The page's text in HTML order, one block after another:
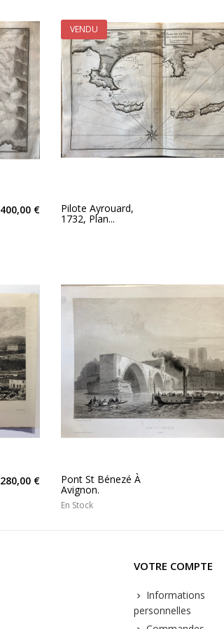
400,00 € Pilote Ayrouard,
1732, Plan...
VENDU
280,00 € Pont St Bénezé À
Avignon.
En Stock
VOTRE COMPTE
Informations
personnelles